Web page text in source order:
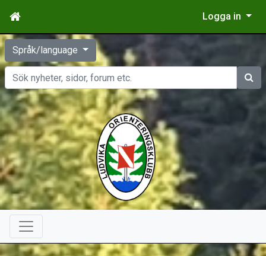
Logga in
Språk/language
Sök